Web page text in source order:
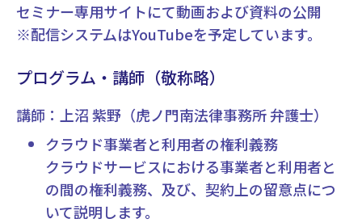
セミナー専用サイトにて動画および資料の公開
※配信システムはYouTubeを予定しています。
プログラム・講師（敬称略）
講師：上沼 紫野（虎ノ門南法律事務所 弁護士）
クラウド事業者と利用者の権利義務
クラウドサービスにおける事業者と利用者と
の間の権利義務、及び、契約上の留意点につ
いて説明します。